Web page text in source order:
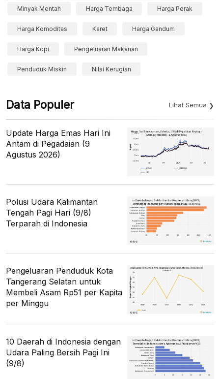
Minyak Mentah Harga Tembaga Harga Perak
Harga Komoditas Karet Harga Gandum
Harga Kopi Pengeluaran Makanan
Penduduk Miskin Nilai Kerugian
Data Populer Lihat Semua
Update Harga Emas Hari Ini
Antam di Pegadaian (9
Agustus 2026)
Polusi Udara Kalimantan
Tengah Pagi Hari (9/8)
Terparah di Indonesia
Pengeluaran Penduduk Kota
Tangerang Selatan untuk
Membeli Asam Rp51 per Kapita
per Minggu
10 Daerah di Indonesia dengan
Udara Paling Bersih Pagi Ini
(9/8)